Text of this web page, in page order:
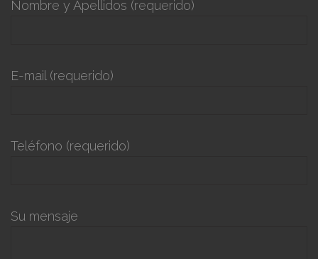
Nombre y Apellidos (requerido)
E-mail (requerido)
Teléfono (requerido)
Su mensaje